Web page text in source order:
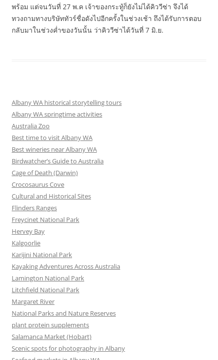
พร้อม แต่จนวันที่ 27 พ.ค เจ้าของกระทู้ก็ยังไม่ได้คิววีซ่า จึงได้
ทวงถามทางบริษัททัวร์ชื่อดังไปอีกครั้งในช่วงเช้า ถึงได้รับการตอบ
กลับมาในช่วงค่ำของวันนั้น ว่าคิววีซ่าได้วันที่ 7 มิ.ย.
Albany WA historical storytelling tours
Albany WA springtime activities
Australia Zoo
Best time to visit Albany WA
Best wineries near Albany WA
Birdwatcher’s Guide to Australia
Cage of Death (Darwin)
Crocosaurus Cove
Cultural and Historical Sites
Flinders Ranges
Freycinet National Park
Hervey Bay
Kalgoorlie
Karijini National Park
Kayaking Adventures Across Australia
Lamington National Park
Litchfield National Park
Margaret River
National Parks and Nature Reserves
plant protein supplements
Salamanca Market (Hobart)
Scenic spots for photography in Albany